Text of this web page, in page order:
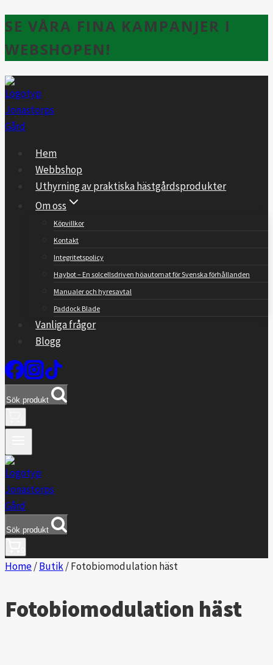
Skip
content
SE VÅRA FINA KAMPANJER I
WEBSHOPEN!
Hem
Webbshop
Uthyrning av praktiska hästgårdsprodukter
Om oss
Köpvillkor
Kontakt
Integritetspolicy
Haybot – En solcellsdriven höautomat för Svenska förhållanden
Manualer och hyresavtal
Paddock Blade
Vanliga frågor
Blogg
Sök produkt
Sök produkt
Home/Butik/Fotobiomodulation häst
Fotobiomodulation häst